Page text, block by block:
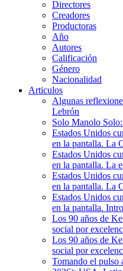
Directores
Creadores
Productoras
Año
Autores
Calificación
Género
Nacionalidad
Articulos
Algunas
Lebrón
Solo Manolo
Estados Unidos
en la pantalla. La
Estados Unidos
en la pantalla. La
Estados Unidos
en la pantalla. La
Estados Unidos
en la pantalla.
Los 90 años de
social por
Los 90 años de
social por
Tomando el